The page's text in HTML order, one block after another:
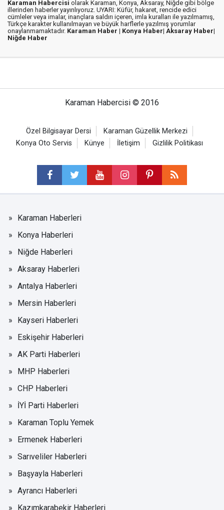
Karaman Habercisi olarak Karaman, Konya, Aksaray, Niğde gibi bölge
illerinden haberler yayınlıyoruz. UYARI: Küfür, hakaret, rencide edici
cümleler veya imalar, inançlara saldırı içeren, imla kuralları ile yazılmamış,
Türkçe karakter kullanılmayan ve büyük harflerle yazılmış yorumlar
onaylanmamaktadır. Karaman Haber | Konya Haber| Aksaray Haber|
Niğde Haber
Karaman Habercisi © 2016
Özel Bilgisayar Dersi
Karaman Güzellik Merkezi
Konya Oto Servis
Künye İletişim Gizlilik Politikası
Karaman Haberleri
Konya Haberleri
Niğde Haberleri
Aksaray Haberleri
Antalya Haberleri
Mersin Haberleri
Kayseri Haberleri
Eskişehir Haberleri
AK Parti Haberleri
MHP Haberleri
CHP Haberleri
İYİ Parti Haberleri
Karaman Toplu Yemek
Ermenek Haberleri
Sarıveliler Haberleri
Başyayla Haberleri
Ayrancı Haberleri
Kazımkarabekir Haberleri